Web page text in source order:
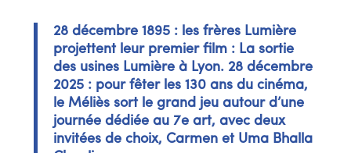
28 décembre 1895 : les frères Lumière
projettent leur premier film : La sortie
des usines Lumière à Lyon. 28 décembre
2025 : pour fêter les 130 ans du cinéma,
le Méliès sort le grand jeu autour d’une
journée dédiée au 7e art, avec deux
invitées de choix, Carmen et Uma Bhalla